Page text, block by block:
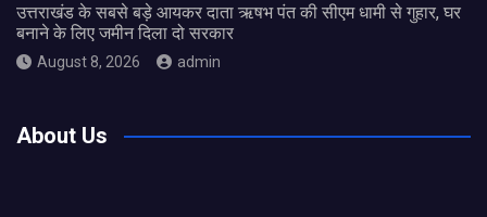
उत्तराखंड के सबसे बड़े आयकर दाता ऋषभ पंत की सीएम धामी से गुहार, घर
बनाने के लिए जमीन दिला दो सरकार
August 8, 2026 admin
About Us